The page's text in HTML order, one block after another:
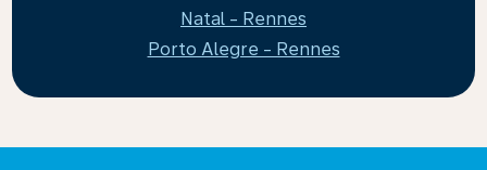
Natal - Rennes
Porto Alegre - Rennes